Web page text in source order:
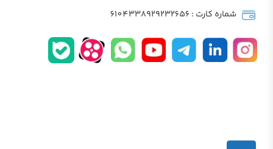
شماره کارت : 6104338929232656